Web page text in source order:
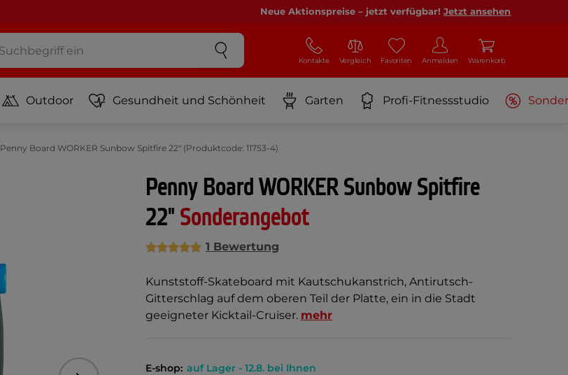
Neue Aktionspreise – jetzt verfügbar! Jetzt ansehen
Kontakte Vergleich Favoriten Anmelden Warenkorb
Outdoor Gesundheit und Schönheit Garten Profi-Fitnessstudio
Penny Board WORKER Sunbow Spitfire 22" (Produktcode: 11753-4)
Penny Board WORKER Sunbow Spitfire
22" Sonderangebot
1 Bewertung
Kunststoff-Skateboard mit Kautschukanstrich, Antirutsch-
Gitterschlag auf dem oberen Teil der Platte, ein in die Stadt
geeigneter Kicktail-Cruiser. mehr
E-shop: auf Lager - 12.8. bei Ihnen